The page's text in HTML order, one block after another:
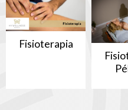
Fisioterapia